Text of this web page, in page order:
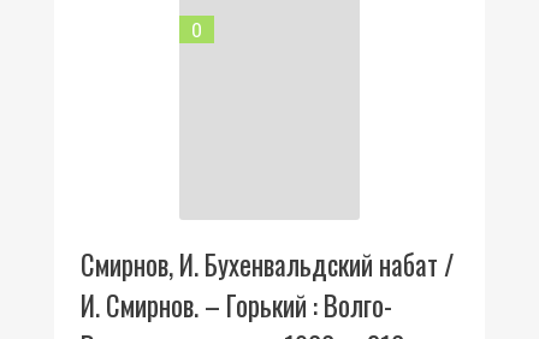
0
Смирнов, И. Бухенвальдский набат /
И. Смирнов. – Горький : Волго-